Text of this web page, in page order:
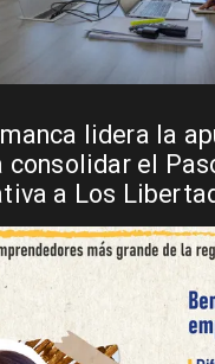
lidera la
consolidar el
a Los